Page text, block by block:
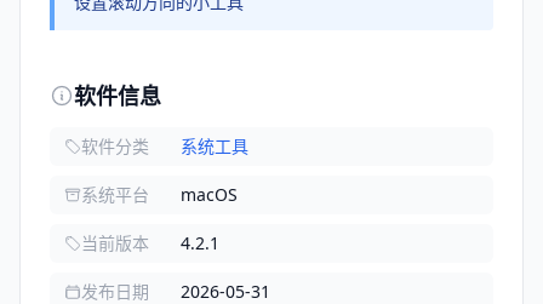
软件信息
软件分类 系统工具
系统平台 macOS
当前版本 4.2.1
发布日期 2026-05-31